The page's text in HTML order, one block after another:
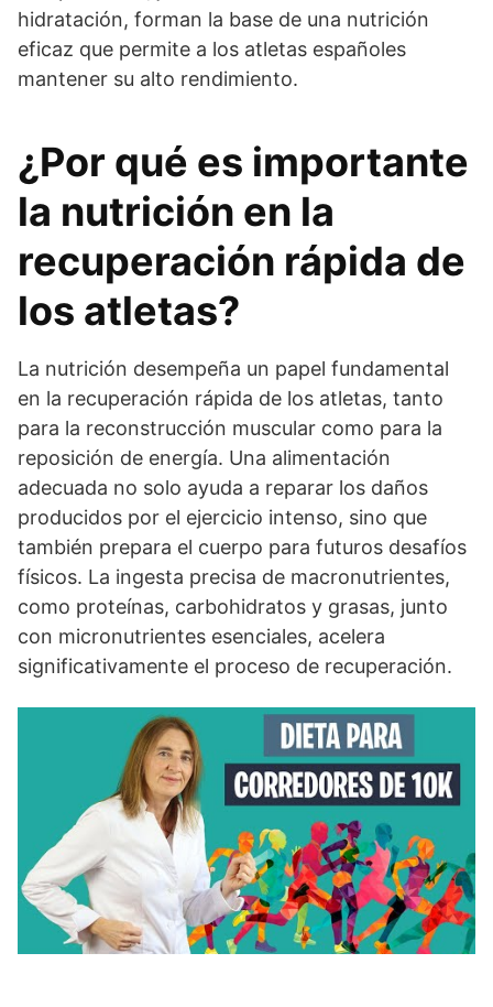
hidratación, forman la base de una nutrición
eficaz que permite a los atletas españoles
mantener su alto rendimiento.
¿Por qué es importante
la nutrición en la
recuperación rápida de
los atletas?
La nutrición desempeña un papel fundamental
en la recuperación rápida de los atletas, tanto
para la reconstrucción muscular como para la
reposición de energía. Una alimentación
adecuada no solo ayuda a reparar los daños
producidos por el ejercicio intenso, sino que
también prepara el cuerpo para futuros desafíos
físicos. La ingesta precisa de macronutrientes,
como proteínas, carbohidratos y grasas, junto
con micronutrientes esenciales, acelera
significativamente el proceso de recuperación.